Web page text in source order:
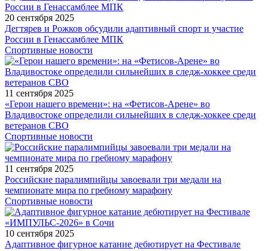
20 сентября 2025
Дегтярев и Рожков обсудили адаптивный спорт и участие
России в Генассамблее МПК
Спортивные новости
11 сентября 2025
«Герои нашего времени»: на «Фетисов-Арене» во
Владивостоке определили сильнейших в следж-хоккее среди
ветеранов СВО
Спортивные новости
11 сентября 2025
Российские паралимпийцы завоевали три медали на
чемпионате мира по гребному марафону
Спортивные новости
10 сентября 2025
Адаптивное фигурное катание дебютирует на Фестивале